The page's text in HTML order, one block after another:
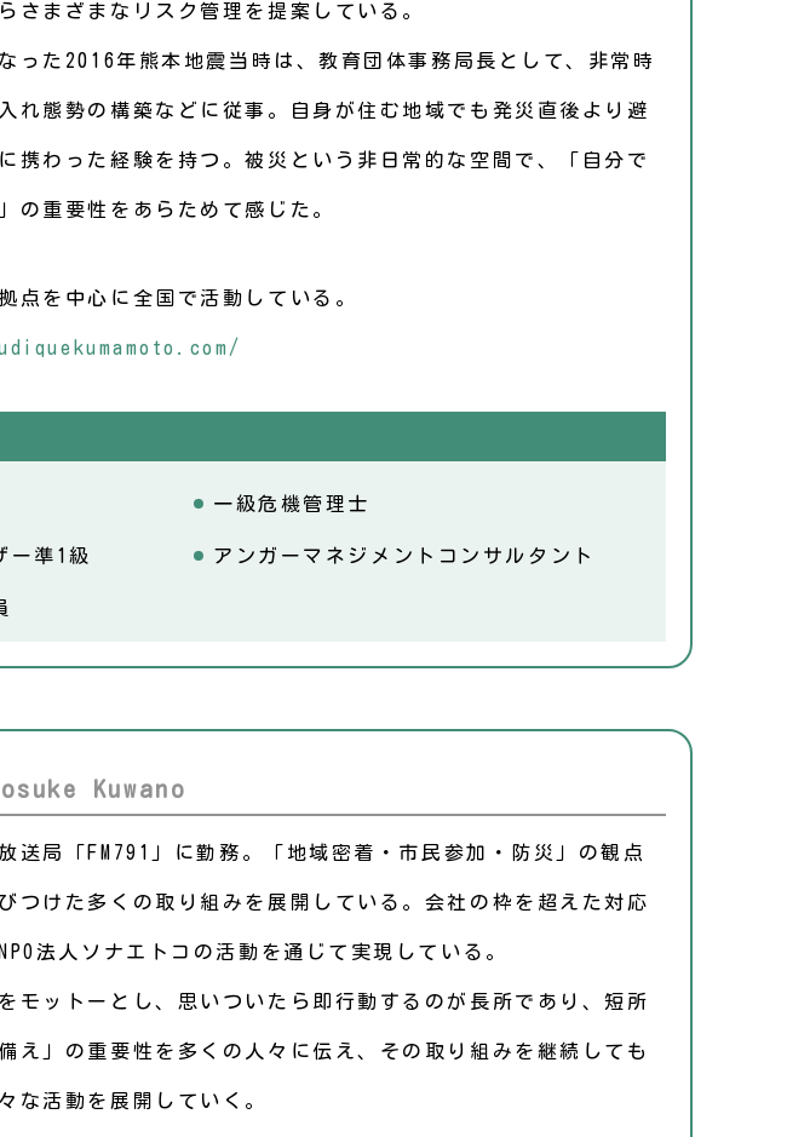
さまざまなリスク管理を提案している。
った2016年熊本地震当時は、教育団体事務局長として、非常時
れ態勢の構築などに従事。自身が住む地域でも発災直後より避
携わった経験を持つ。被災という非日常的な空間で、「自分で
の重要性をあらためて感じた。
点を中心に全国で活動している。
一級危機管理士
ー準1級 アンガーマネジメントコンサルタント
Kuwano
送局「FM791」に勤務。「地域密着・市民参加・防災」の観点
つけた多くの取り組みを展開している。会社の枠を超えた対応
法人ソナエトコの活動を通じて実現している。
モットーとし、思いついたら即行動するのが長所であり、短所
え」の重要性を多くの人々に伝え、その取り組みを継続しても
な活動を展開していく。